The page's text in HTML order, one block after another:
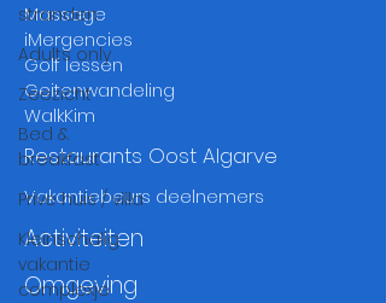
stranden
Adults only
Zeezicht
Bed &
breakfast
Prive huis / villa
Kleinschalig
vakantie
complexje
Massage
iMergencies
Golf lessen
Geitenwandeling
WalkKim
Restaurants Oost Algarve
Vakantiebeurs deelnemers
Activiteiten
Omgeving